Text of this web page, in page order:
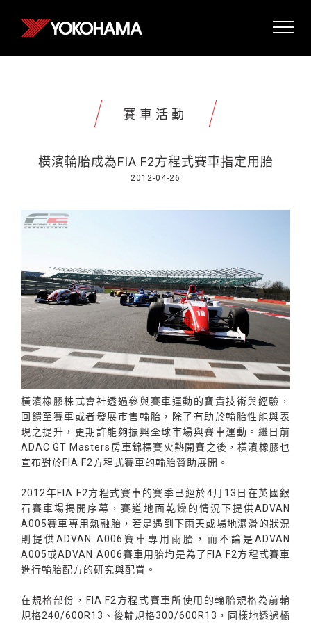
賽車活動
橫濱輪胎成為FIA F2方程式賽車指定用胎
2012-04-26
橫濱橡膠株式會社透過參與賽車運動的寶貴技術與經驗，
回饋至賽車或者發展市售輪胎，除了有助於輪胎性能與表
現之提升，更期許能夠振興全球市場與賽車運動。繼日前
ADAC GT Masters房車錦標賽火熱開賽之後，橫濱橡膠也
宣布對於FIA F2方程式賽車的輪胎贊助展開。
2012年FIA F2方程式賽車的賽季已經於4月13日在英國銀
石賽車場揭開序幕，賽道地面乾燥的情況下提供ADVAN
A005賽車專用熱融胎，若是遇到下雨天或場地濕滑的狀況
則提供ADVAN A006賽車專用雨胎，而不論是ADVAN
A005或ADVAN A006賽車用胎均是為了FIA F2方程式賽車
進行輪胎配方的研究與配置。
在規格部份，FIA F2方程式賽車所使用的輪胎規格為前輪
規格240/600R13、後輪規格300/600R13，同樣地透過橘